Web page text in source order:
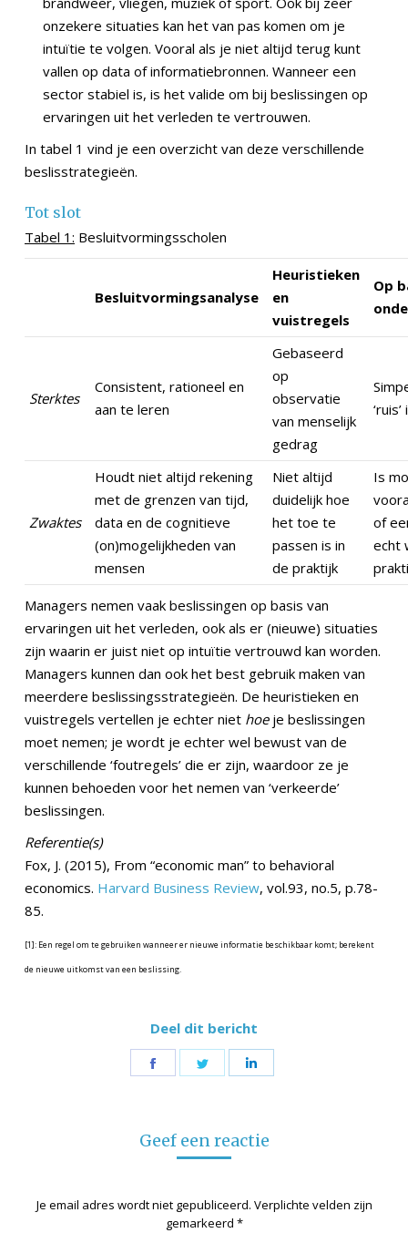
onzekere situaties kan het van pas komen om je
intuïtie te volgen. Vooral als je niet altijd terug kunt
vallen op data of informatiebronnen. Wanneer een
sector stabiel is, is het valide om bij beslissingen op
ervaringen uit het verleden te vertrouwen.
In tabel 1 vind je een overzicht van deze verschillende
beslisstrategieën.
Tot slot
Tabel 1: Besluitvormingsscholen
Besluitvormingsanalyse
Heuristieken
en
vuistregels
Op
Sterktes
Consistent, rationeel en
aan te leren
Gebaseerd
op
observatie
van menselijk
gedrag
Zwaktes
Houdt niet altijd rekening
met de grenzen van tijd,
data en de cognitieve
(on)mogelijkheden van
mensen
Niet altijd
duidelijk hoe
het toe te
passen is in
de praktijk
Is
of
echt
Managers nemen vaak beslissingen op basis van
ervaringen uit het verleden, ook als er (nieuwe) situaties
zijn waarin er juist niet op intuïtie vertrouwd kan worden.
Managers kunnen dan ook het best gebruik maken van
meerdere beslissingsstrategieën. De heuristieken en
vuistregels vertellen je echter niet hoeje beslissingen
moet nemen; je wordt je echter wel bewust van de
verschillende ‘foutregels’ die er zijn, waardoor ze je
kunnen behoeden voor het nemen van ‘verkeerde’
beslissingen.
Referentie(s)
Fox, J. (2015), From “economic man” to behavioral
economics. Harvard Business Review, vol.93, no.5, p.78-
85.
[1]: Een regel om te gebruiken wanneer er nieuwe informatie beschikbaar komt; berekent
de nieuwe uitkomst van een beslissing.
Deel dit bericht
Share
Share
Geef een reactie
Je email adres wordt niet gepubliceerd. Verplichte velden zijn
gemarkeerd *